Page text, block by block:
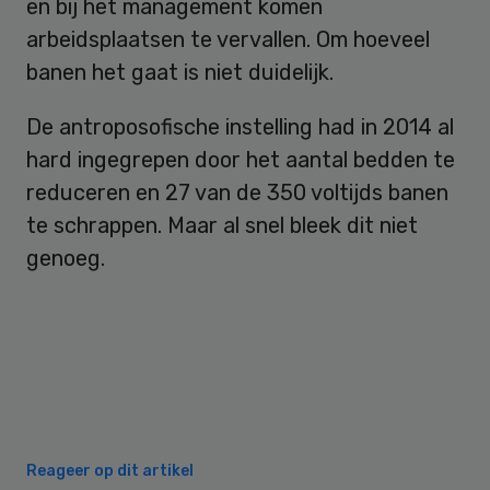
en bij het management komen
arbeidsplaatsen te vervallen. Om hoeveel
banen het gaat is niet duidelijk.
De antroposofische instelling had in 2014 al
hard ingegrepen door het aantal bedden te
reduceren en 27 van de 350 voltijds banen
te schrappen. Maar al snel bleek dit niet
genoeg.
Reageer op dit artikel